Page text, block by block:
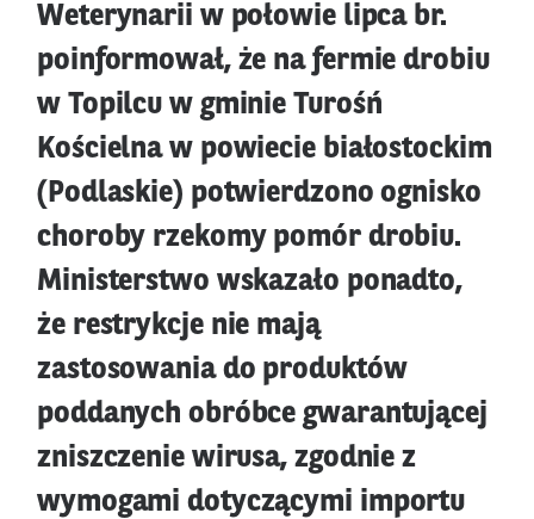
Weterynarii w połowie lipca br.
poinformował, że na fermie drobiu
w Topilcu w gminie Turośń
Kościelna w powiecie białostockim
(Podlaskie) potwierdzono ognisko
choroby rzekomy pomór drobiu.
Ministerstwo wskazało ponadto,
że restrykcje nie mają
zastosowania do produktów
poddanych obróbce gwarantującej
zniszczenie wirusa, zgodnie z
wymogami dotyczącymi importu